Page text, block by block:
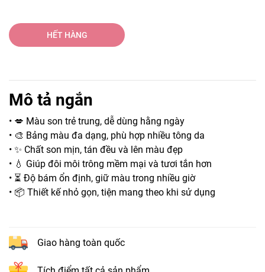
HẾT HÀNG
Mô tả ngắn
• 💋 Màu son trẻ trung, dễ dùng hằng ngày
• 🎨 Bảng màu đa dạng, phù hợp nhiều tông da
• ✨ Chất son mịn, tán đều và lên màu đẹp
• 💧 Giúp đôi môi trông mềm mại và tươi tắn hơn
• ⏳ Độ bám ổn định, giữ màu trong nhiều giờ
• 📦 Thiết kế nhỏ gọn, tiện mang theo khi sử dụng
Giao hàng toàn quốc